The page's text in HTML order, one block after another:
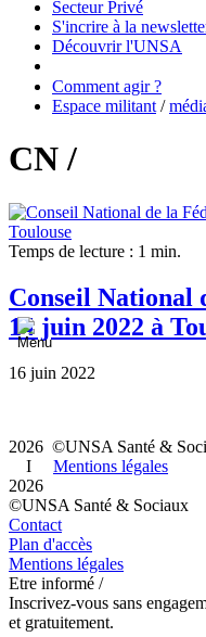
Secteur Privé
S'incrire à la
Découvrir l'UNSA
Comment agir ?
Espace militant /
CN /
Temps de lecture : 1 min.
Conseil National
14 juin 2022 à
16 juin 2022
2026 ©UNSA Santé &
I Mentions légales
2026
©UNSA Santé & Sociaux
Contact
Plan d'accès
Mentions légales
Etre informé /
Inscrivez-vous sans
et gratuitement.